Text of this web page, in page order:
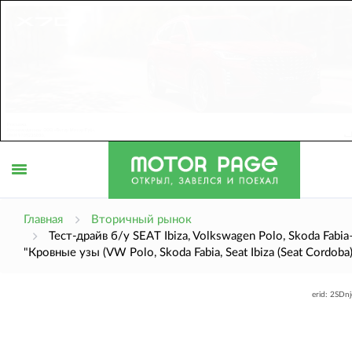
Главная
Вторичный рынок
Тест-драйв б/у SEAT Ibiza, Volkswagen Polo, Skoda
"Кровные узы (VW Polo, Skoda Fabia, Seat Ibiza (Seat
erid: